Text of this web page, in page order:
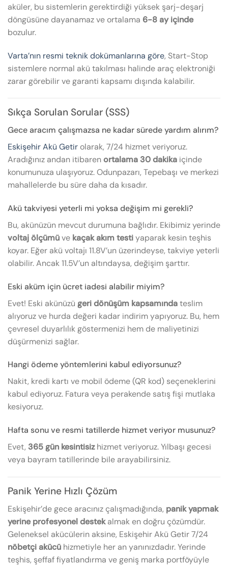
aküler, bu sistemlerin gerektirdiği yüksek şarj-deşarj
döngüsüne dayanamaz ve ortalama 6-8 ay içinde
bozulur.
Varta’nın resmi teknik dokümanlarına göre, Start-Stop
sistemlere normal akü takılması halinde araç elektroniği
zarar görebilir ve garanti kapsamı dışında kalabilir.
Sıkça Sorulan Sorular (SSS)
Gece aracım çalışmazsa ne kadar sürede yardım alırım?
Eskişehir Akü Getir olarak, 7/24 hizmet veriyoruz.
Aradığınız andan itibarenortalama 30 dakika içinde
konumunuza ulaşıyoruz. Odunpazarı, Tepebaşı ve merkezi
mahallelerde bu süre daha da kısadır.
Akü takviyesi yeterli mi yoksa değişim mi gerekli?
Bu, akünüzün mevcut durumuna bağlıdır. Ekibimiz yerinde
voltaj ölçümüve kaçak akım testiyaparak kesin teşhis
koyar. Eğer akü voltajı 11.8V’un üzerindeyse, takviye yeterli
olabilir. Ancak 11.5V’un altındaysa, değişim şarttır.
Eski aküm için ücret iadesi alabilir miyim?
Evet! Eski akünüzü geri dönüşüm kapsamındateslim
alıyoruz ve hurda değeri kadar indirim yapıyoruz. Bu, hem
çevresel duyarlılık göstermenizi hem de maliyetinizi
düşürmenizi sağlar.
Hangi ödeme yöntemlerini kabul ediyorsunuz?
Nakit, kredi kartı ve mobil ödeme (QR kod) seçeneklerini
kabul ediyoruz. Fatura veya perakende satış fişi mutlaka
kesiyoruz.
Hafta sonu ve resmi tatillerde hizmet veriyor musunuz?
Evet, 365 gün kesintisizhizmet veriyoruz. Yılbaşı gecesi
veya bayram tatillerinde bile arayabilirsiniz.
Panik Yerine Hızlı Çözüm
Eskişehir’de gece aracınız çalışmadığında, panik yapmak
yerine profesyonel destekalmak en doğru çözümdür.
Geleneksel akücülerin aksine, Eskişehir Akü Getir 7/24
nöbetçi akücü hizmetiyle her an yanınızdadır. Yerinde
teşhis, şeffaf fiyatlandırma ve geniş marka portföyüyle